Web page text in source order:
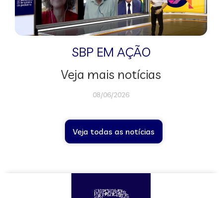
SBP EM AÇÃO
Veja mais notícias
08/06/2026
Veja todas as notícias